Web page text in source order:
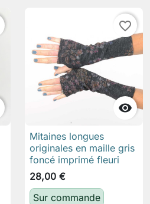

favorite_border
Mitaines longues
originales en maille gris
foncé imprimé fleuri
28,00 €
Sur commande